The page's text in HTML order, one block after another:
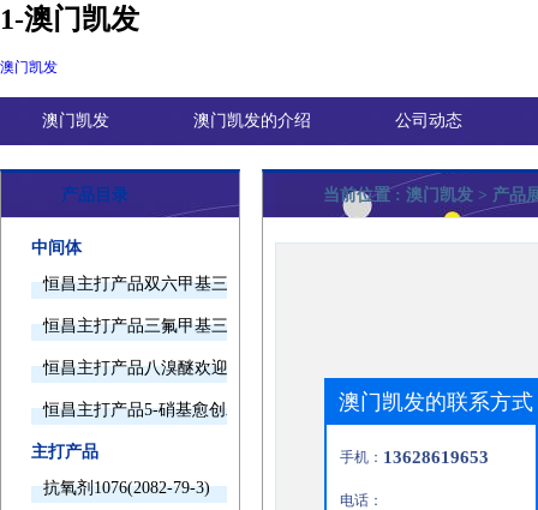
1-澳门凯发
澳门凯发
澳门凯发 澳门凯发的介绍 公司动态
产品目录
中间体
恒昌主打产品双六甲基三胺欢迎询价
恒昌主打产品三氟甲基三甲基硅烷欢迎询价
恒昌主打产品八溴醚欢迎询价
恒昌主打产品5-硝基愈创木酚钠欢迎询价
主打产品
抗氧剂1076(2082-79-3)
当前位置 : 澳门凯发 > 产品
澳门凯发的联系方式
手机： 13628619653
电话：